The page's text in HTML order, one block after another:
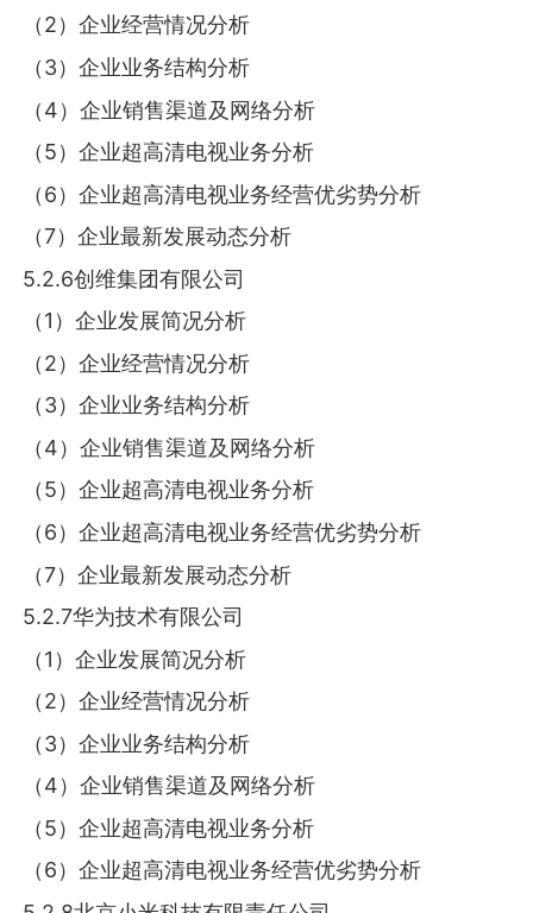
（2）企业经营情况分析
（3）企业业务结构分析
（4）企业销售渠道及网络分析
（5）企业超高清电视业务分析
（6）企业超高清电视业务经营优劣势分析
（7）企业最新发展动态分析
5.2.6创维集团有限公司
（1）企业发展简况分析
（2）企业经营情况分析
（3）企业业务结构分析
（4）企业销售渠道及网络分析
（5）企业超高清电视业务分析
（6）企业超高清电视业务经营优劣势分析
（7）企业最新发展动态分析
5.2.7华为技术有限公司
（1）企业发展简况分析
（2）企业经营情况分析
（3）企业业务结构分析
（4）企业销售渠道及网络分析
（5）企业超高清电视业务分析
（6）企业超高清电视业务经营优劣势分析